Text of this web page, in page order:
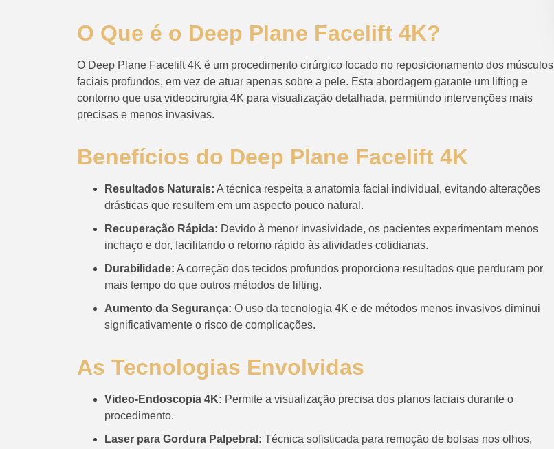
O Que é o Deep Plane Facelift 4K?
O Deep Plane Facelift 4K é um procedimento cirúrgico focado no reposicionamento dos músculos
faciais profundos, em vez de atuar apenas sobre a pele. Esta abordagem garante um lifting e
contorno que usa videocirurgia 4K para visualização detalhada, permitindo intervenções mais
precisas e menos invasivas.
Benefícios do Deep Plane Facelift 4K
Resultados Naturais: A técnica respeita a anatomia facial individual, evitando alterações
drásticas que resultem em um aspecto pouco natural.
Recuperação Rápida: Devido à menor invasividade, os pacientes experimentam menos
inchaço e dor, facilitando o retorno rápido às atividades cotidianas.
Durabilidade: A correção dos tecidos profundos proporciona resultados que perduram por
mais tempo do que outros métodos de lifting.
Aumento da Segurança: O uso da tecnologia 4K e de métodos menos invasivos diminui
significativamente o risco de complicações.
As Tecnologias Envolvidas
Video-Endoscopia 4K: Permite a visualização precisa dos planos faciais durante o
procedimento.
Laser para Gordura Palpebral: Técnica sofisticada para remoção de bolsas nos olhos,